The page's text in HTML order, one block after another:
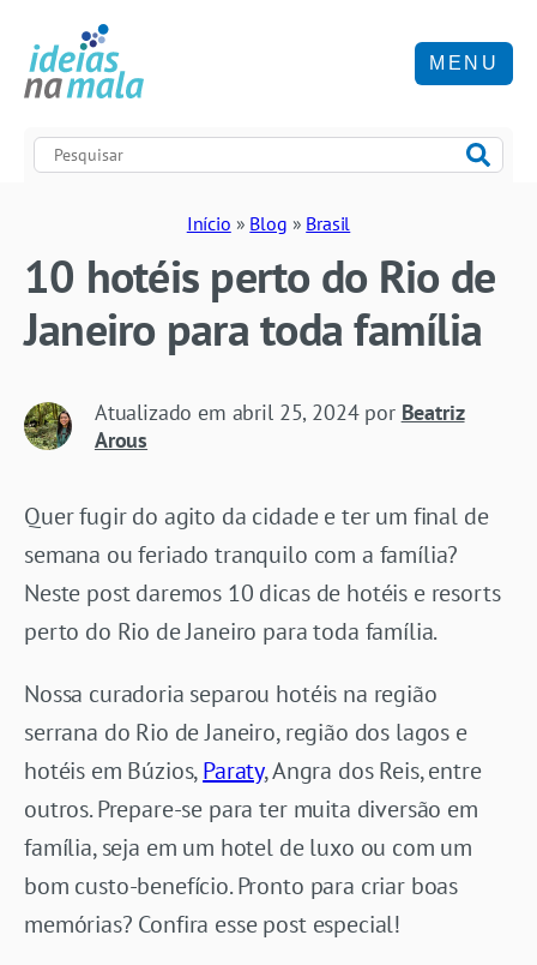
MENU
Início » Blog » Brasil
10 hotéis perto do Rio de
Janeiro para toda família
Atualizado em abril 25, 2024por Beatriz
Arous
Quer fugir do agito da cidade e ter um final de
semana ou feriado tranquilo com a família?
Neste post daremos 10 dicas de hotéis e resorts
perto do Rio de Janeiro para toda família.
Nossa curadoria separou hotéis na região
serrana do Rio de Janeiro, região dos lagos e
hotéis em Búzios,Paraty, Angra dos Reis, entre
outros. Prepare-se para ter muita diversão em
família, seja em um hotel de luxo ou com um
bom custo-benefício. Pronto para criar boas
memórias? Confira esse post especial!